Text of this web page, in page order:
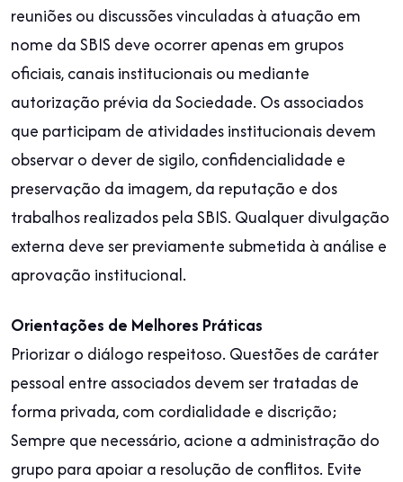
reuniões ou discussões vinculadas à atuação em
nome da SBIS deve ocorrer apenas em grupos
oficiais, canais institucionais ou mediante
autorização prévia da Sociedade. Os associados
que participam de atividades institucionais devem
observar o dever de sigilo, confidencialidade e
preservação da imagem, da reputação e dos
trabalhos realizados pela SBIS. Qualquer divulgação
externa deve ser previamente submetida à análise e
aprovação institucional.
Orientações de Melhores Práticas
Priorizar o diálogo respeitoso. Questões de caráter
pessoal entre associados devem ser tratadas de
forma privada, com cordialidade e discrição;
Sempre que necessário, acione a administração do
grupo para apoiar a resolução de conflitos. Evite